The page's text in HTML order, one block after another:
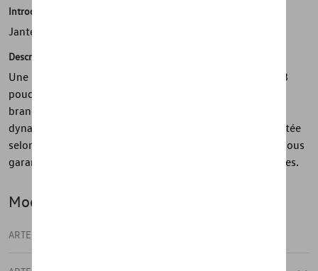
Introduction
Jante en alliage
Description
Une présence sportive avec la jante en alliage Sebring 18
pouces du programme R - avec son design à 5 doubles
branches, la jante en gris métallisé souligne l'aspect
dynamique de votre voiture. La jante en alliage a été testée
selon les spécifications strictes du groupe Volkswagen, vous
garantissant une sécurité et une fonctionnalité maximales.
Modèle(s)
ARTEON